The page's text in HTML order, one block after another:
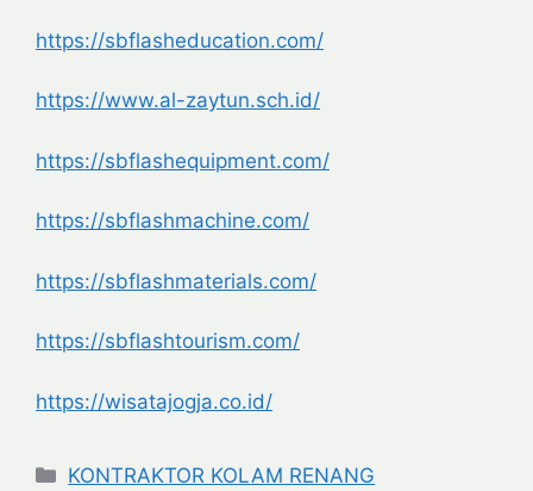
https://sbflasheducation.com/
https://www.al-zaytun.sch.id/
https://sbflashequipment.com/
https://sbflashmachine.com/
https://sbflashmaterials.com/
https://sbflashtourism.com/
https://wisatajogja.co.id/
Categories
KONTRAKTOR KOLAM RENANG